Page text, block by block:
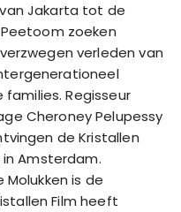
Jakarta tot de
zoeken
verleden van
families. Regisseur
Cheroney Pelupessy
de Kristallen
Amsterdam.
is de
Film heeft